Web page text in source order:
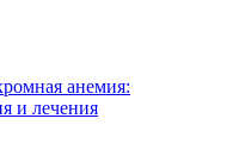
анемия:
и лечения